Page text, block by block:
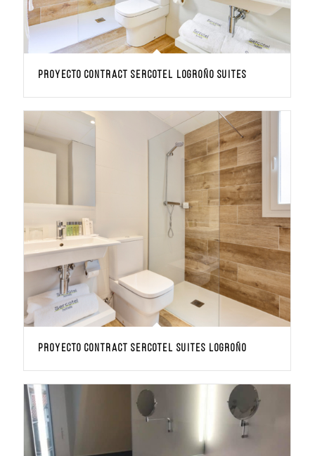
PROYECTO CONTRACT Sercotel Logroño Suites
PROYECTO CONTRACT Sercotel Suites Logroño